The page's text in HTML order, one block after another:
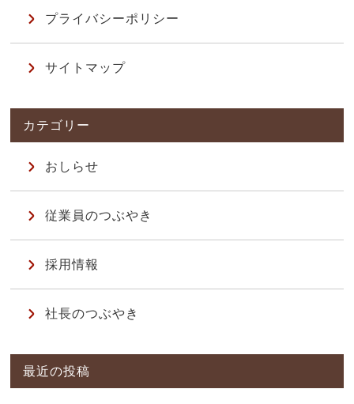
プライバシーポリシー
サイトマップ
おしらせ
従業員のつぶやき
採用情報
社長のつぶやき